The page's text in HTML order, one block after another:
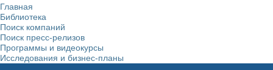
Главная
Библиотека
Поиск компаний
Поиск пресс-релизов
Программы и видеокурсы
Исследования и бизнес-планы